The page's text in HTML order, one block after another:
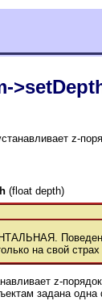
z-
(float depth)
на свой страх
z-
задана